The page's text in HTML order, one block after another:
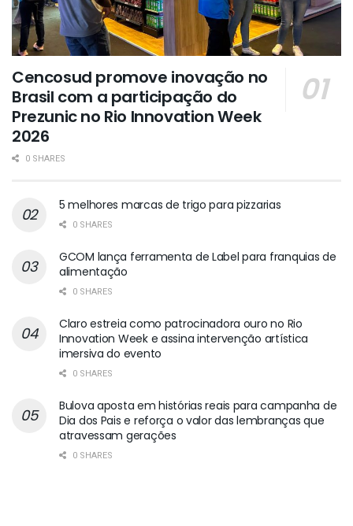
Cencosud promove inovação no
Brasil com a participação do
Prezunic no Rio Innovation Week
2026
0 SHARES
5 melhores marcas de trigo para pizzarias
0 SHARES
GCOM lança ferramenta de Label para franquias de
alimentação
0 SHARES
Claro estreia como patrocinadora ouro no Rio
Innovation Week e assina intervenção artística
imersiva do evento
0 SHARES
Bulova aposta em histórias reais para campanha de
Dia dos Pais e reforça o valor das lembranças que
atravessam gerações
0 SHARES